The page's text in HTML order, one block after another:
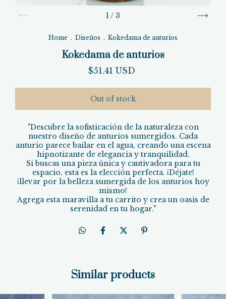
1 / 3
Home . Diseños . Kokedama de anturios
Kokedama de anturios
$51.41 USD
"Descubre la sofisticación de la naturaleza con
nuestro diseño de anturios sumergidos. Cada
anturio parece bailar en el agua, creando una escena
hipnotizante de elegancia y tranquilidad.
Si buscas una pieza única y cautivadora para tu
espacio, esta es la elección perfecta. ¡Déjate!
¡llevar por la belleza sumergida de los anturios hoy
mismo!
Agrega esta maravilla a tu carrito y crea un oasis de
serenidad en tu hogar."
Similar products